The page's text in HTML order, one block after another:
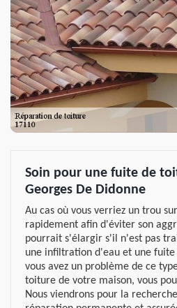
Soin pour une fuite de
Georges De Didonne
Au cas où vous verriez un trou
rapidement afin d'éviter son
pourrait s'élargir s'il n'est pas
une infiltration d'eau et une fuite
vous avez un problème de ce
toiture de votre maison, vous
Nous viendrons pour la